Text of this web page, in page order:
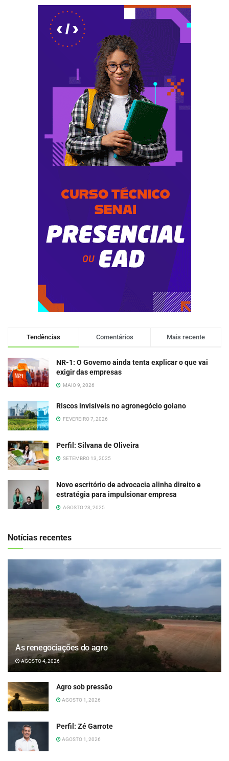
Tendências Comentários Mais recente
NR-1: O Governo ainda tenta explicar o que vai
exigir das empresas
MAIO 9, 2026
Riscos invisíveis no agronegócio goiano
FEVEREIRO 7, 2026
Perfil: Silvana de Oliveira
SETEMBRO 13, 2025
Novo escritório de advocacia alinha direito e
estratégia para impulsionar empresa
AGOSTO 23, 2025
Notícias recentes
As renegociações do agro
AGOSTO 4, 2026
Agro sob pressão
AGOSTO 1, 2026
Perfil: Zé Garrote
AGOSTO 1, 2026